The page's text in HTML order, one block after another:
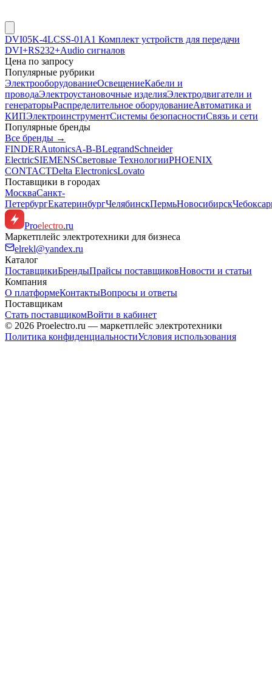
DVI05K-4LCSS-01A1 Комплект устройств для передачи
DVI+RS232+Audio сигналов
Цена по запросу
Популярные рубрики
ЭлектрооборудованиеОсвещениеКабели и
проводаЭлектроустановочные изделияЭлектродвигатели и
генераторыРаспределительное оборудованиеАвтоматика и
КИПЭлектроинструментСистемы безопасностиСвязь и сети
Популярные бренды
Все бренды →
FINDERAutonicsA-B-BLegrandSchneider
ElectricSIEMENSСветовые ТехнологииPHOENIX
CONTACTDelta ElectronicsLovato
Поставщики в городах
МоскваСанкт-
ПетербургЕкатеринбургЧелябинскПермьНовосибирск
Proelectro.ru
Маркетплейс электротехники для бизнеса
elrekl@yandex.ru
Каталог
ПоставщикиБрендыПрайсы поставщиковНовости и статьи
Компания
О платформеКонтактыВопросы и ответы
Поставщикам
Стать поставщикомВойти в кабинет
© 2026 Proelectro.ru — маркетплейс электротехники
Политика конфиденциальностиУсловия использования